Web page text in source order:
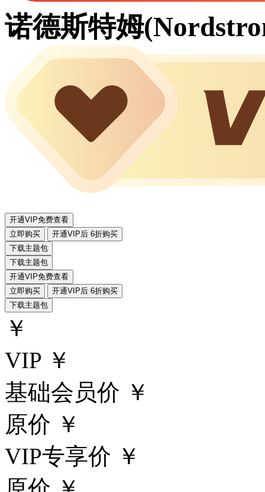
诺德斯特姆
开通VIP免费查看
立即购买
开通VIP后 6折购买
下载主题包
下载主题包
开通VIP免费查看
立即购买
开通VIP后 6折购买
下载主题包
￥
VIP ￥
基础会员价 ￥
原价 ￥
VIP专享价 ￥